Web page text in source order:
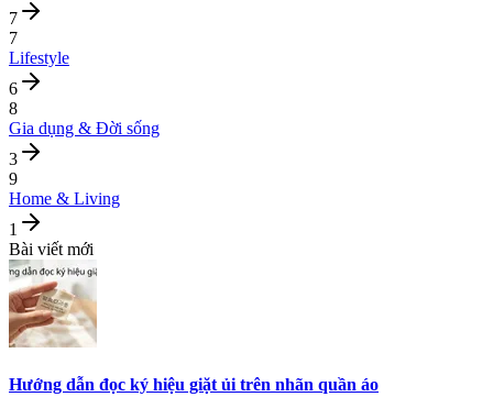
7
7
Lifestyle
6
8
Gia dụng & Đời sống
3
9
Home & Living
1
Bài viết mới
Hướng dẫn đọc ký hiệu giặt ủi trên nhãn quần áo